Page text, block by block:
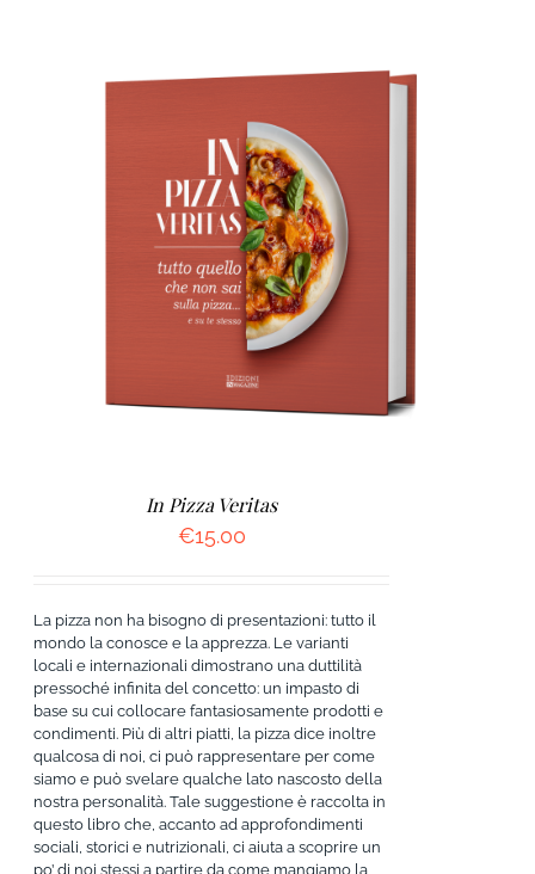
AGGIUNGI AL CARRELLO / DETTAGLI
In Pizza Veritas
€15.00
La pizza non ha bisogno di presentazioni: tutto il
mondo la conosce e la apprezza. Le varianti
locali e internazionali dimostrano una duttilità
pressoché infinita del concetto: un impasto di
base su cui collocare fantasiosamente prodotti e
condimenti. Più di altri piatti, la pizza dice inoltre
qualcosa di noi, ci può rappresentare per come
siamo e può svelare qualche lato nascosto della
nostra personalità. Tale suggestione è raccolta in
questo libro che, accanto ad approfondimenti
sociali, storici e nutrizionali, ci aiuta a scoprire un
po’ di noi stessi a partire da come mangiamo la